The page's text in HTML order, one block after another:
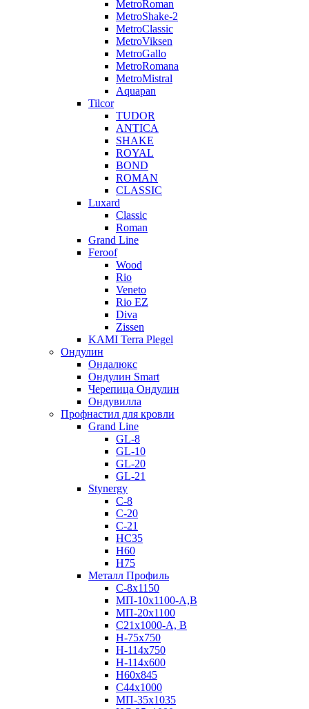
MetroRoman
MetroShake-2
MetroClassic
MetroViksen
MetroGallo
MetroRomana
MetroMistral
Aquapan
Tilcor
TUDOR
ANTICA
SHAKE
ROYAL
BOND
ROMAN
CLASSIC
Luxard
Classic
Roman
Grand Line
Feroof
Wood
Rio
Veneto
Rio EZ
Diva
Zissen
KAMI Terra Plegel
Ондулин
Ондалюкс
Ондулин Smart
Черепица Ондулин
Ондувилла
Профнастил для кровли
Grand Line
GL-8
GL-10
GL-20
GL-21
Stynergy
C-8
C-20
C-21
НС35
Н60
H75
Металл Профиль
С-8х1150
МП-10x1100-А,В
МП-20х1100
С21х1000-А, В
H-75х750
Н-114х750
Н-114х600
Н60х845
С44х1000
МП-35х1035